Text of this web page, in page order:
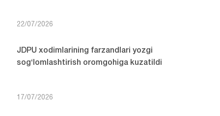
22/07/2026
JDPU xodimlarining farzandlari yozgi
sog‘lomlashtirish oromgohiga kuzatildi
17/07/2026